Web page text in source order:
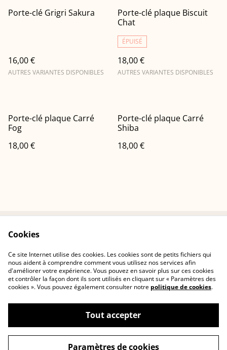
Porte-clé Grigri Sakura
16,00 €
AUTRES VARIANTES DISPONIBLES
Porte-clé plaque Biscuit
Chat
ÉPUISÉ
18,00 €
AUTRES VARIANTES DISPONIBLES
Porte-clé plaque Carré
Fog
18,00 €
Porte-clé plaque Carré
Shiba
18,00 €
confidentialité
Politique de cookies
Contactez-nous
©2026Cerisia Concept
Cookies
Ce site Internet utilise des cookies. Les cookies sont de petits fichiers qui
nous aident à comprendre comment vous utilisez nos services afin
d'améliorer votre expérience. Vous pouvez en savoir plus sur ces cookies
et contrôler la façon dont ils sont utilisés en cliquant sur « Paramètres des
cookies ». Vous pouvez également consulter notre politique de cookies.
Tout accepter
Paramètres de cookies